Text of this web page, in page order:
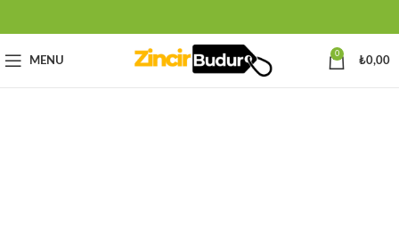
MENU
0
₺0,00